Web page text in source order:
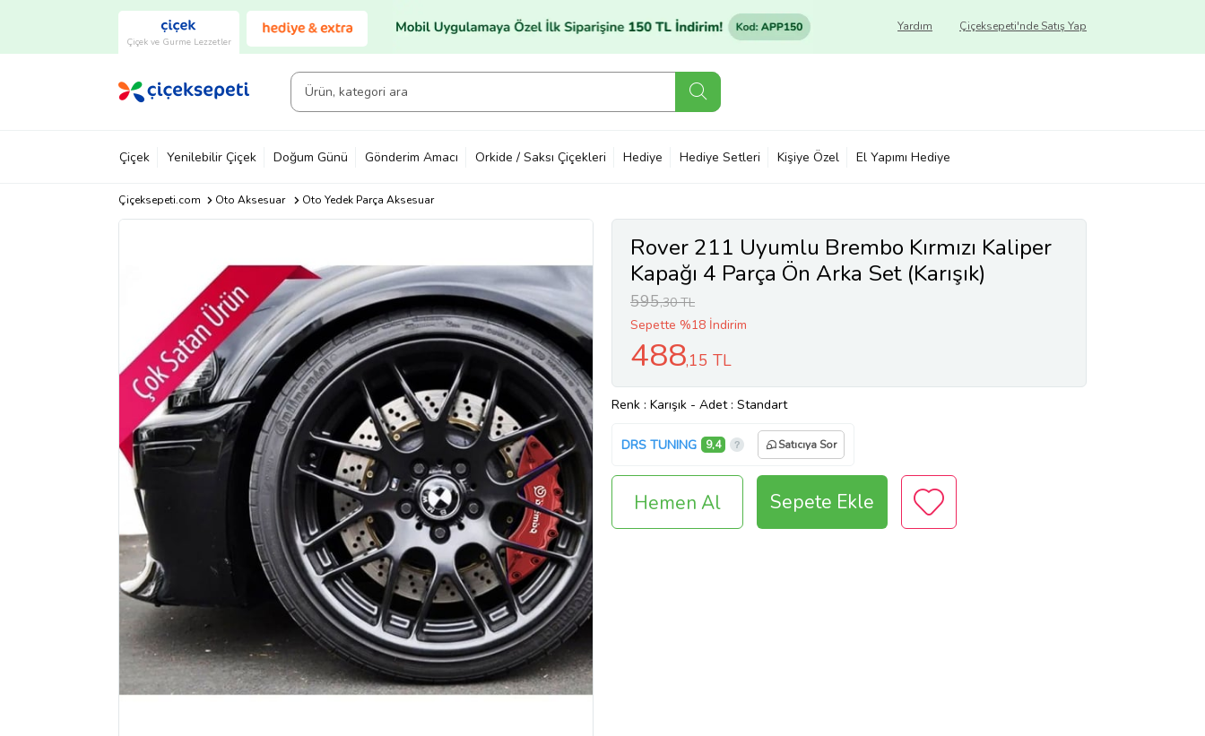
Çiçek ve Gurme Lezzetler
Çiçeksepeti'nde Satış Yap
Yardım
Çiçek Yenilebilir Çiçek Doğum Günü Gönderim Amacı Orkide / Saksı Çiçekleri Hediye Hediye Setleri Kişiye Özel El Yapımı Hediye
Çiçeksepeti.com Oto Aksesuar Oto Yedek Parça Aksesuar
Rover 211 Uyumlu Brembo Kırmızı Kaliper
Kapağı 4 Parça Ön Arka Set (Karışık)
595,30 TL
Sepette %18 İndirim
488,15 TL
Renk : Karışık - Adet : Standart
DRS TUNING 9,4 Satıcıya Sor
Hemen Al Sepete Ekle